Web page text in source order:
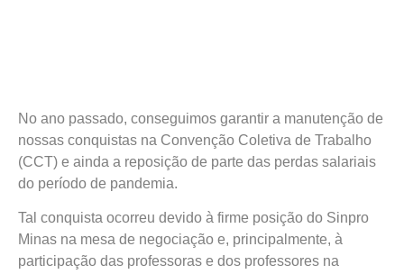
No ano passado, conseguimos garantir a manutenção de
nossas conquistas na Convenção Coletiva de Trabalho
(CCT) e ainda a reposição de parte das perdas salariais
do período de pandemia.
Tal conquista ocorreu devido à firme posição do Sinpro
Minas na mesa de negociação e, principalmente, à
participação das professoras e dos professores na